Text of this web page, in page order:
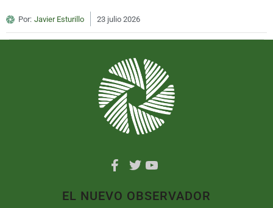
Por: Javier Esturillo 23 julio 2026
EL NUEVO OBSERVADOR